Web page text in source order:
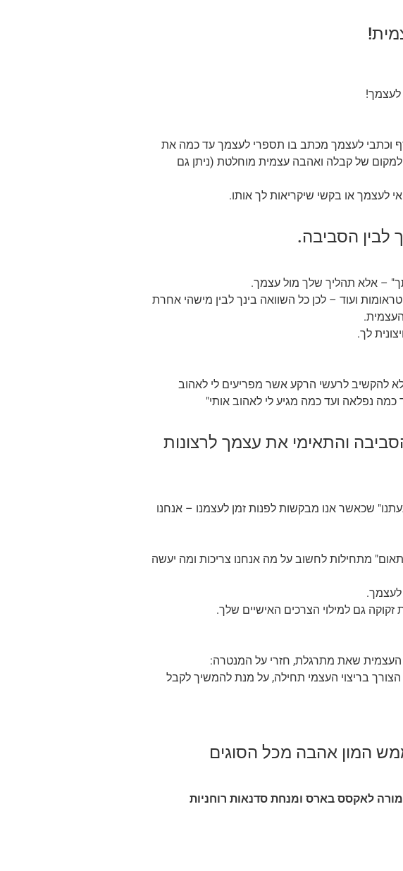
לעצמך!
וכתבי לעצמך מכתב בו תספרי לעצמך עד כמה את
של קבלה ואהבה עצמית מוחלטת (ניתן גם
לעצמך או בקשי שיקריאות לך אותו.
– אלא תהליך שלך מול עצמך.
ועוד – לכן כל השוואה בינך לבין מישהי אחרת
לך.
להקשיב לרעשי הרקע אשר מפריעים לי לאהוב
נפלאה ועד כמה מגיע לי לאהוב אותי"
והתאימי את עצמך לרצונות
שכאשר אנו מבקשות לפנות זמן לעצמנו – אנחנו
מתחילות לחשוב על מה אנחנו צריכות ומה יעשה
לעצמך.
גם למילוי הצרכים האישיים שלך.
שאת מתרגלת, חזרי על המנטרה:
בריצוי העצמי תחילה, על מנת להמשיך לקבל
המון אהבה מכל הסוגים
לאקסס בארס ומנחת סדנאות רוחניות